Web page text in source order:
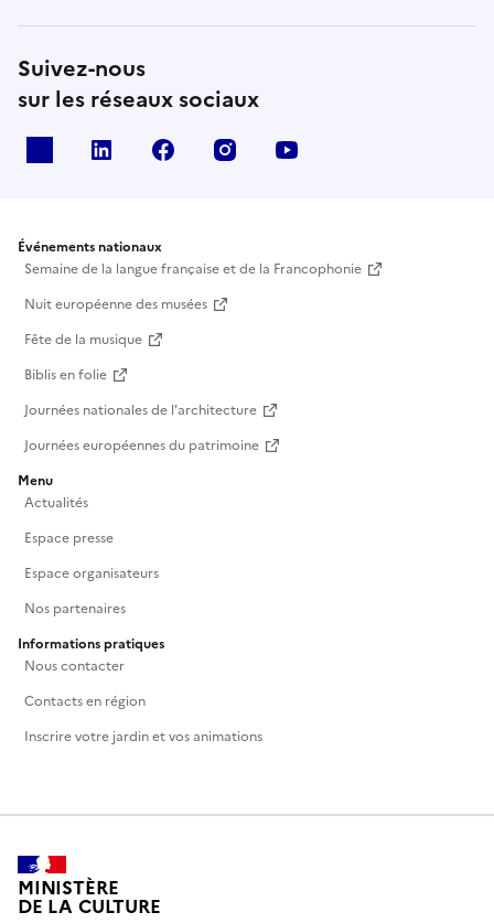
Suivez-nous
sur les réseaux sociaux
Linkedin Facebook Instagram
Événements nationaux
Semaine de la langue française et de la Francophonie
Nuit européenne des musées
Fête de la musique
Biblis en folie
Journées nationales de l'architecture
Journées européennes du patrimoine
Menu
Actualités
Espace presse
Espace organisateurs
Nos partenaires
Informations pratiques
Nous contacter
Contacts en région
Inscrire votre jardin et vos animations
MINISTÈRE
DE LA CULTURE